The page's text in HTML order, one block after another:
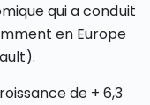
qui a conduit
en Europe
de + 6,3